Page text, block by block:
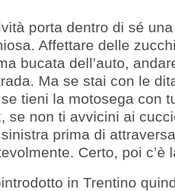
porta dentro di sé
Affettare delle
bucata dell’auto,
Ma se stai con le
tieni la motosega con
se non ti avvicini ai
prima di
Certo, poi c’è
in Trentino